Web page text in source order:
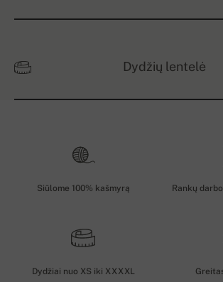
Dydžių lentelė
Siūlome 100% kašmyrą Rankų
Dydžiai nuo XS iki XXXXL